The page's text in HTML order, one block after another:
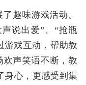
趣味游戏活动。
说出爱”、“抢瓶
游戏互动，帮助教
欢声笑语不断，教
身心，更感受到集